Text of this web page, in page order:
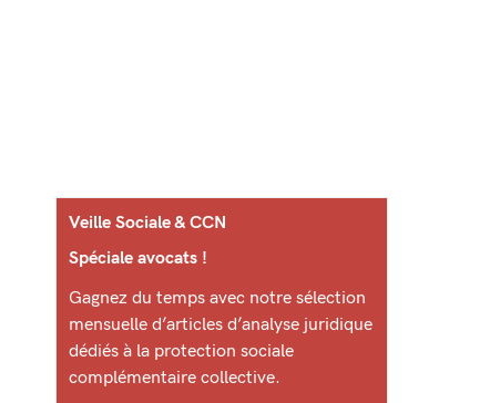
Veille Sociale & CCN
Spéciale avocats !
Gagnez du temps avec notre sélection
mensuelle d’articles d’analyse juridique
dédiés à la protection sociale
complémentaire collective.